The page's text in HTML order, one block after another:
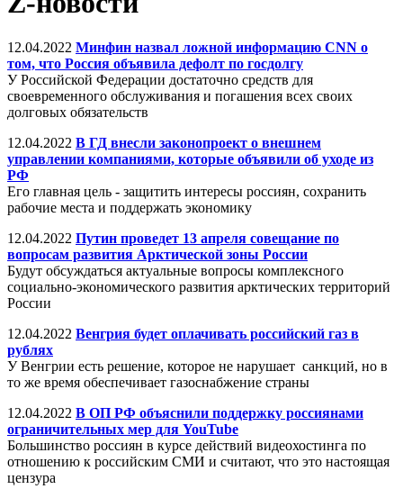
12.04.2022 Минфин назвал ложной информацию CNN о
том, что Россия объявила дефолт по госдолгу
У Российской Федерации достаточно средств для
своевременного обслуживания и погашения всех своих
долговых обязательств
12.04.2022 В ГД внесли законопроект о внешнем
управлении компаниями, которые объявили об уходе из
РФ
Его главная цель - защитить интересы россиян, сохранить
рабочие места и поддержать экономику
12.04.2022 Путин проведет 13 апреля совещание по
вопросам развития Арктической зоны России
Будут обсуждаться актуальные вопросы комплексного
социально-экономического развития арктических территорий
России
12.04.2022 Венгрия будет оплачивать российский газ в
рублях
У Венгрии есть решение, которое не нарушает санкций, но в
то же время обеспечивает газоснабжение страны
12.04.2022 В ОП РФ объяснили поддержку россиянами
ограничительных мер для YouTube
Большинство россиян в курсе действий видеохостинга по
отношению к российским СМИ и считают, что это настоящая
цензура